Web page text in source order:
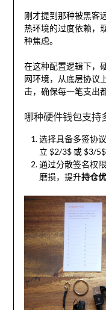
刚才提到那种被黑客
热环境的过度依赖，
种焦虑。
在这种配置逻辑下，
网环境，从底层协议
击，确保每一笔支出
哪种硬件钱包支持
选择具备多签协
立 $2/3$ 或 $3/5$
通过分散签名权
磨损，提升持仓